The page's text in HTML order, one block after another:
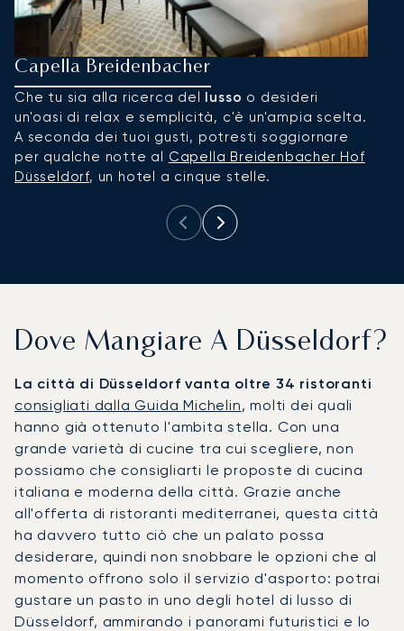
Capella Breidenbacher
Che tu sia alla ricerca del lusso o desideri
un'oasi di relax e semplicità, c'è un'ampia scelta.
A seconda dei tuoi gusti, potresti soggiornare
per qualche notte al Capella Breidenbacher Hof
Düsseldorf, un hotel a cinque stelle.
Dove Mangiare A Düsseldorf?
La città di Düsseldorf vanta oltre 34 ristoranti
consigliati dalla Guida Michelin, molti dei quali
hanno già ottenuto l'ambita stella. Con una
grande varietà di cucine tra cui scegliere, non
possiamo che consigliarti le proposte di cucina
italiana e moderna della città. Grazie anche
all'offerta di ristoranti mediterranei, questa città
ha davvero tutto ciò che un palato possa
desiderare, quindi non snobbare le opzioni che al
momento offrono solo il servizio d'asporto: potrai
gustare un pasto in uno degli hotel di lusso di
Düsseldorf, ammirando i panorami futuristici e lo